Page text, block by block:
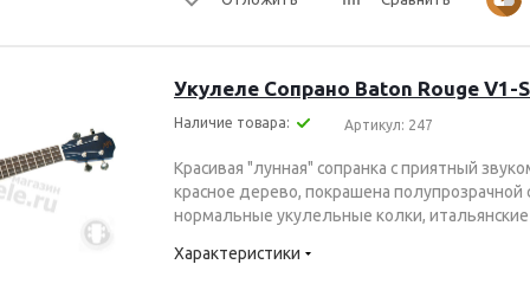
Укулеле Сопрано Baton Rouge V1-S
Наличие товара: Артикул: 247
Красивая "лунная" сопранка с приятный
красное дерево, покрашена полупрозрачной
нормальные укулельные колки,
Характеристики